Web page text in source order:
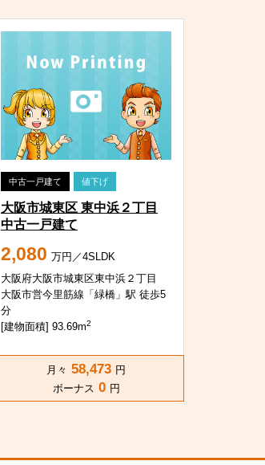
中古一戸建て 値下げ
大阪市城東区 東中浜２丁目
中古一戸建て
2,080 万円／4SLDK
大阪府大阪市城東区東中浜２丁目
大阪市営今里筋線「緑橋」駅 徒歩5
分
[建物面積] 93.69m2
月々 58,473 円
ボーナス 0 円